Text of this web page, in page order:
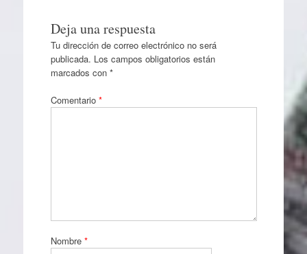
Deja una respuesta
Tu dirección de correo electrónico no será
publicada. Los campos obligatorios están
marcados con *
Comentario *
Nombre *